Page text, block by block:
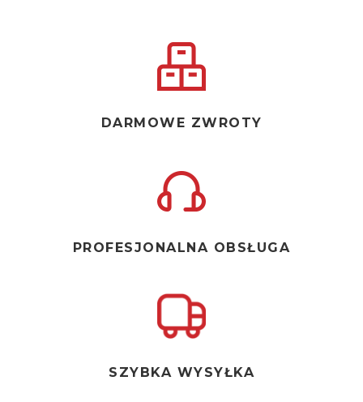
DARMOWE ZWROTY
PROFESJONALNA OBSŁUGA
SZYBKA WYSYŁKA